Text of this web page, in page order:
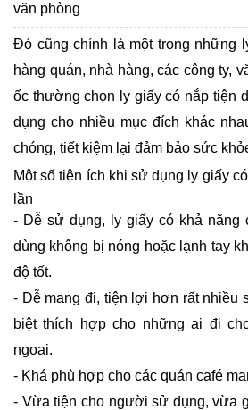
văn phòng
Đó cũng chính là một trong những
hàng quán, nhà hàng, các công ty,
ốc thường chọn ly giấy có nắp tiện
dụng cho nhiều mục đích khác
chóng, tiết kiệm lại đảm bảo sức
Một số tiện ích khi sử dụng ly giấy
lần
- Dễ sử dụng, ly giấy có khả năng
dùng không bị nóng hoặc lạnh tay
độ tốt.
- Dễ mang đi, tiện lợi hơn rất nhiều
biệt thích hợp cho những ai đi
ngoại.
- Khá phù hợp cho các quán café
- Vừa tiện cho người sử dụng, vừa